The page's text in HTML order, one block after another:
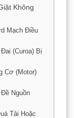
Không
Mạch Điều
(Curoa) Bị
Cơ (Motor)
Nguồn
Tải Hoặc